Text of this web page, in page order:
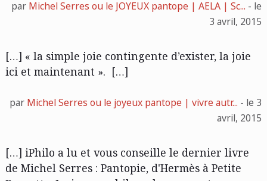
par Michel Serres ou le JOYEUX pantope | AELA | Sc... - le
3 avril, 2015
[…] « la simple joie contingente d’exister, la joie
ici et maintenant ». […]
par Michel Serres ou le joyeux pantope | vivre autr... - le 3
avril, 2015
[…] iPhilo a lu et vous conseille le dernier livre
de Michel Serres : Pantopie, d'Hermès à Petite